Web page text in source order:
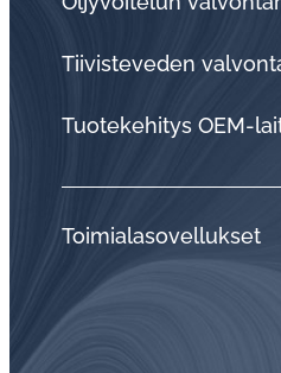
Tii­vis­te­ve­den
Tuo­te­ke­hi­tys OEM-
Toi­mia­la­so­vel­luk­set